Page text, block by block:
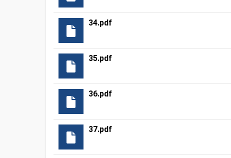
34.pdf
35.pdf
36.pdf
37.pdf